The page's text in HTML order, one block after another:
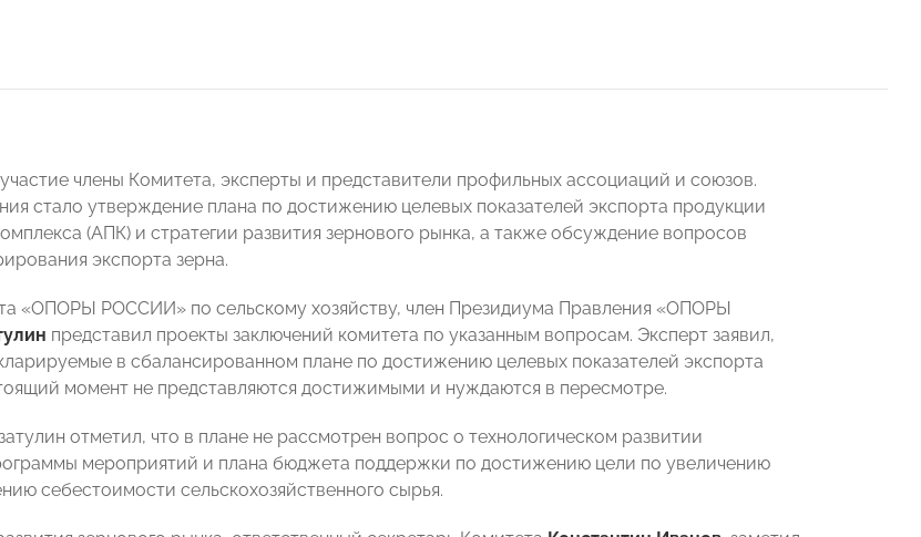
члены Комитета, эксперты и представители профильных ассоциаций и союзов.
стало утверждение плана по достижению целевых показателей экспорта продукции
(АПК) и стратегии развития зернового рынка, а также обсуждение вопросов
экспорта зерна.
«ОПОРЫ РОССИИ» по сельскому хозяйству, член Президиума Правления «ОПОРЫ
представил проекты заключений комитета по указанным вопросам. Эксперт заявил,
в сбалансированном плане по достижению целевых показателей экспорта
момент не представляются достижимыми и нуждаются в пересмотре.
отметил, что в плане не рассмотрен вопрос о технологическом развитии
мероприятий и плана бюджета поддержки по достижению цели по увеличению
себестоимости сельскохозяйственного сырья.